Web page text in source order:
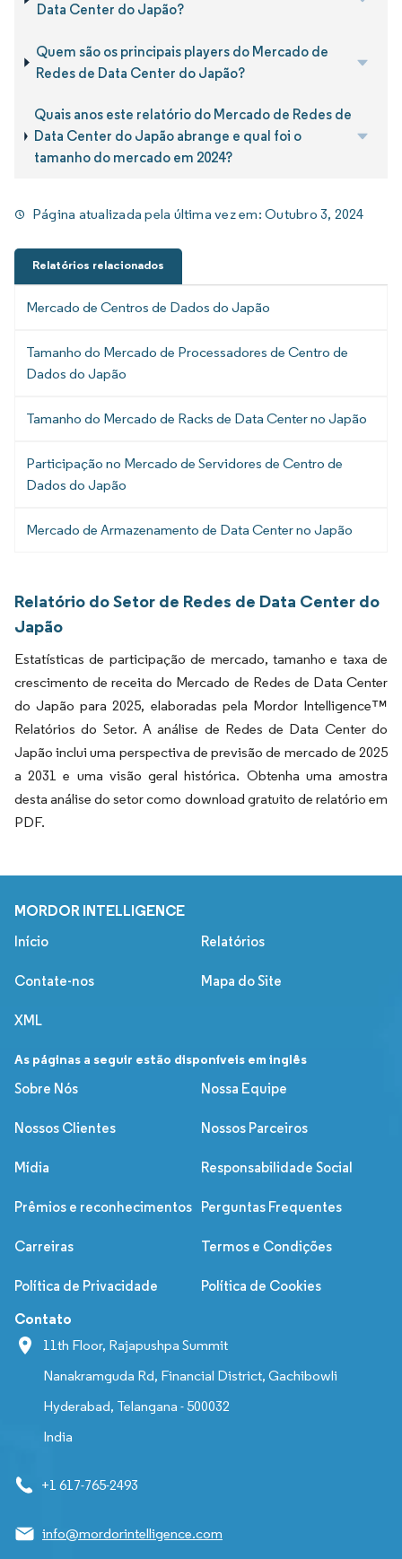
Data Center do Japão?
Quem são os principais players do Mercado de
Redes de Data Center do Japão?
Quais anos este relatório do Mercado de Redes de
Data Center do Japão abrange e qual foi o
tamanho do mercado em 2024?
Página atualizada pela última vez em:Outubro 3, 2024
Relatórios relacionados
Mercado de Centros de Dados do Japão
Tamanho do Mercado de Processadores de Centro de
Dados do Japão
Tamanho do Mercado de Racks de Data Center no Japão
Participação no Mercado de Servidores de Centro de
Dados do Japão
Mercado de Armazenamento de Data Center no Japão
Relatório do Setor de Redes de Data Center do
Japão
Estatísticas de participação de mercado, tamanho e taxa de
crescimento de receita do Mercado de Redes de Data Center
do Japão para 2025, elaboradas pela Mordor Intelligence™
Relatórios do Setor. A análise de Redes de Data Center do
Japão inclui uma perspectiva de previsão de mercado de 2025
a 2031 e uma visão geral histórica. Obtenha uma amostra
desta análise do setor como download gratuito de relatório em
PDF.
MORDOR INTELLIGENCE
Início Relatórios
Contate-nos Mapa do Site
XML
As páginas a seguir estão disponíveis em inglês
Sobre Nós
Nossa Equipe
Nossos Clientes Nossos Parceiros
Mídia Responsabilidade Social
Prêmios e reconhecimentos Perguntas Frequentes
Carreiras Termos e Condições
Política de Privacidade Política de Cookies
Contato
11th Floor, Rajapushpa Summit
Nanakramguda Rd, Financial District, Gachibowli
Hyderabad, Telangana - 500032
India
+1 617-765-2493
info@mordorintelligence.com